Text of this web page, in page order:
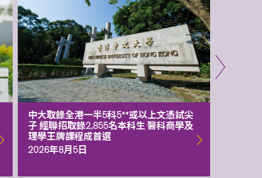
中大取錄全港一半5科5**或以上文憑試尖
子 經聯招取錄2,855名本科生 醫科商學及
理學王牌課程成首選
2026年8月5日